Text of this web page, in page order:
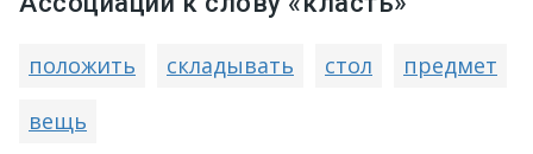
положить складывать стол
предмет
вещь